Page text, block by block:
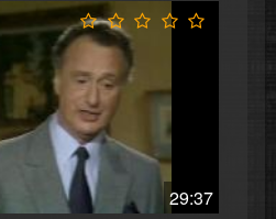
29:37